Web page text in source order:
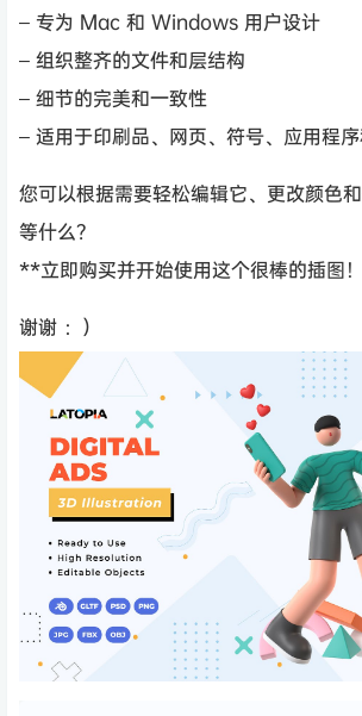
– 专为 Mac 和 Windows 用户设计
– 组织整齐的文件和层结构
– 细节的完美和一致性
– 适用于印刷品、网页、符号、应用程
您可以根据需要轻松编辑它、更改颜色
等什么？
**立即购买并开始使用这个很棒的插图
谢谢 ：）